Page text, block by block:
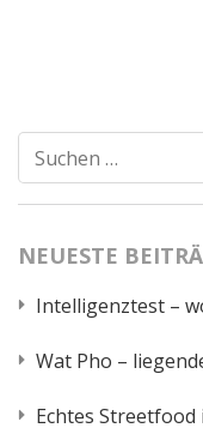
Suchen
nach:
NEUESTE
Intelligenztest –
Wat Pho –
Echtes